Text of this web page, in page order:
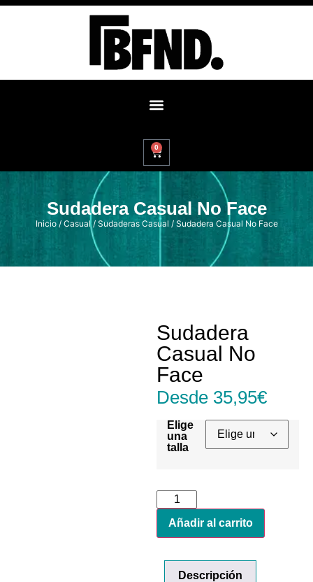
0
Sudadera Casual No Face
Inicio/ Casual/ Sudaderas Casual / Sudadera Casual No Face
Sudadera
Casual No
Face
Desde 35,95€
Elige
una
talla
Añadir al carrito
Descripción